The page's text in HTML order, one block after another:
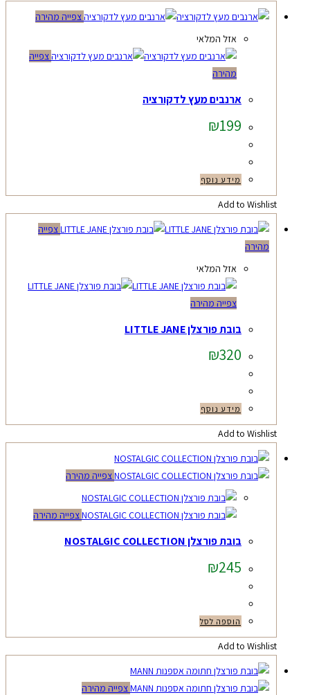
צפייה מהירה
אזל המלאי
צפייה
מהירה
ארנבים מעץ לדקורציה
₪199
מידע נוסף
Add to Wishlist
צפייה
מהירה
אזל המלאי
צפייה מהירה
בובת פורצלן LITTLE JANE
₪320
מידע נוסף
Add to Wishlist
צפייה מהירה
צפייה מהירה
בובת פורצלן NOSTALGIC COLLECTION
₪245
הוספה לסל
Add to Wishlist
צפייה מהירה